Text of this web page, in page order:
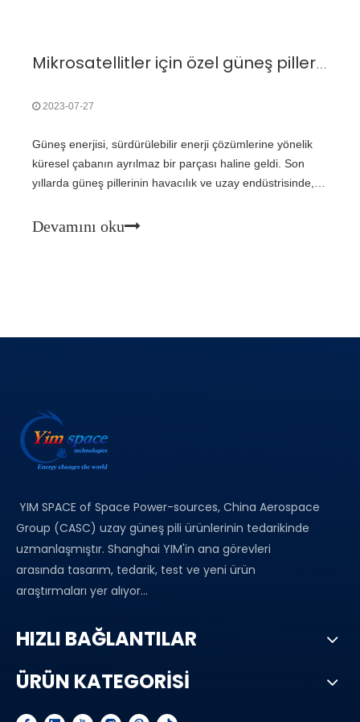
Mikrosatellitler için özel güneş pillerinin potansiyel maliyet tasarrufu fırsatları nelerdir?
2023-07-27
Güneş enerjisi, sürdürülebilir enerji çözümlerine yönelik
küresel çabanın ayrılmaz bir parçası haline geldi. Son
yıllarda güneş pillerinin havacılık ve uzay endüstrisinde,
görmüştür. Bu küçük, hafif uydular devrim yaratıyor
Devamını oku
YIM SPACE of Space Power-sources, China Aerospace
Group (CASC) uzay güneş pili ürünlerinin tedarikinde
uzmanlaşmıştır. Shanghai YIM'in ana görevleri
arasında tasarım, tedarik, test ve yeni ürün
araştırmaları yer alıyor...
HIZLI BAĞLANTILAR
ÜRÜN KATEGORİSİ